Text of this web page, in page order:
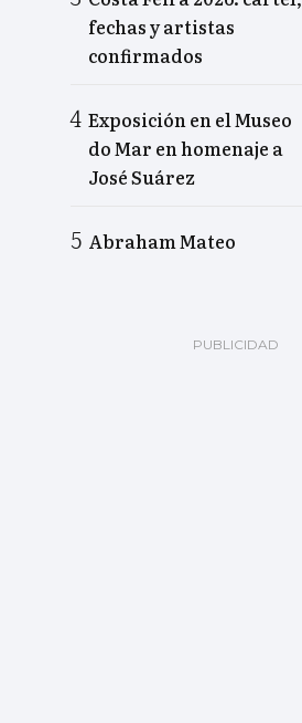
fechas y artistas
confirmados
Exposición en el Museo
do Mar en homenaje a
José Suárez
Abraham Mateo